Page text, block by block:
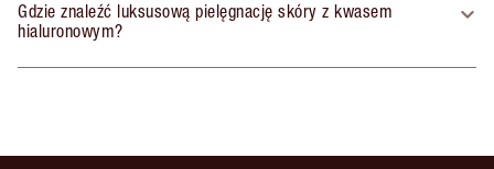
Gdzie znaleźć luksusową pielęgnację skóry z kwasem
hialuronowym?